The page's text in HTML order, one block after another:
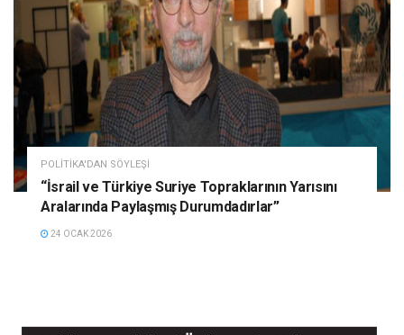
POLITIKA'DAN SÖYLEŞI
“İsrail ve Türkiye Suriye Topraklarının Yarısını
Aralarında Paylaşmış Durumdadırlar”
24 OCAK 2026